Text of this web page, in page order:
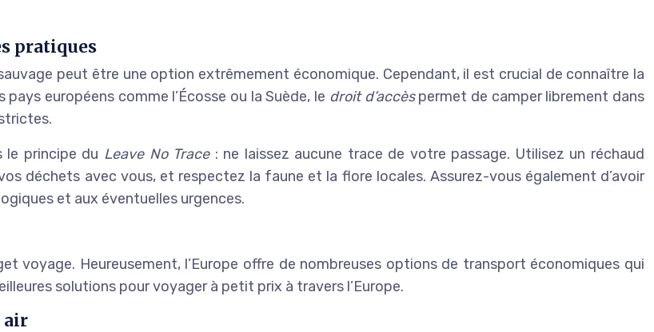
pratiques
peut être une option extrêmement économique. Cependant, il est crucial de connaître la
européens comme l’Écosse ou la Suède, le droit d’accèspermet de camper librement dans
le principe du Leave No Trace : ne laissez aucune trace de votre passage. Utilisez un réchaud
déchets avec vous, et respectez la faune et la flore locales. Assurez-vous également d’avoir
et aux éventuelles urgences.
voyage. Heureusement, l’Europe offre de nombreuses options de transport économiques qui
solutions pour voyager à petit prix à travers l’Europe.
air